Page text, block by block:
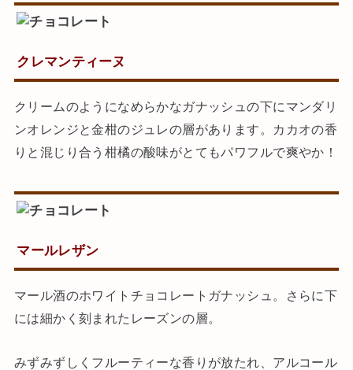
クレマンティーヌ
クリームのようになめらかなガナッシュの下にマンダリ
ンオレンジと金柑のジュレの層があります。カカオの香
りと混じり合う柑橘の酸味がとてもパワフルで爽やか！
マールレザン
マール酒のホワイトチョコレートガナッシュ。さらに下
には細かく刻まれたレーズンの層。
みずみずしくフルーティーな香りが放たれ、アルコール